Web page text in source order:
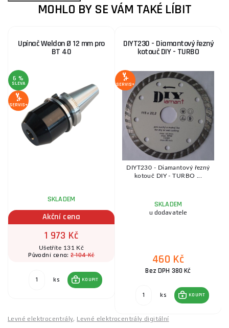
MOHLO BY SE VÁM TAKÉ LÍBIT
Upínač Weldon Ø 12 mm pro
BT 40
6 %
SLEVA
SERVIS+
SKLADEM
Akční cena
1 973 Kč
Ušetříte 131 Kč
Původní cena:2 104 Kč
ks KOUPIT
DIYT230 - Diamantový řezný
kotouč DIY - TURBO
SERVIS+
DIYT230 - Diamantový řezný
kotouč DIY - TURBO ...
SKLADEM
u dodavatele
460 Kč
Bez DPH 380 Kč
ks KOUPIT
Levné elektrocentrály, Levné elektrocentrály digitální